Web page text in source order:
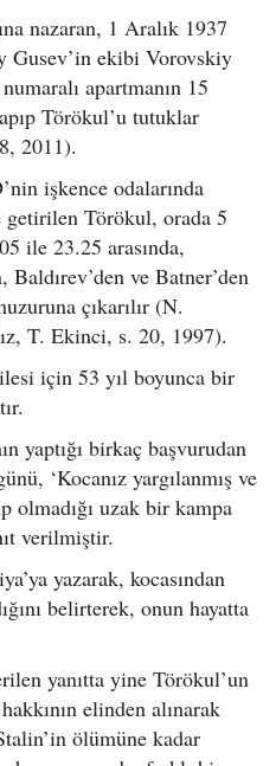
nazaran, 1 Aralık 1937
Gusev’in ekibi Vorovskiy
apartmanın 15
Törökul’u tutuklar
2011).
işkence odalarında
getirilen Törökul, orada 5
ile 23.25 arasında,
Baldırev’den ve Batner’den
çıkarılır (N.
T. Ekinci, s. 20, 1997).
için 53 yıl boyunca bir
yaptığı birkaç başvurudan
‘Kocanız yargılanmış ve
olmadığı uzak bir kampa
verilmiştir.
yazarak, kocasından
belirterek, onun hayatta
yanıtta yine Törökul’un
elinden alınarak
ölümüne kadar